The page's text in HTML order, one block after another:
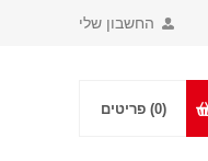
החשבון שלי
(0) פריטים